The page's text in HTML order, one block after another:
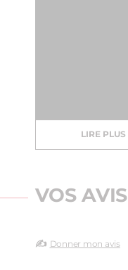
LIRE PLUS
VOS AVIS
✍️ Donner mon avis